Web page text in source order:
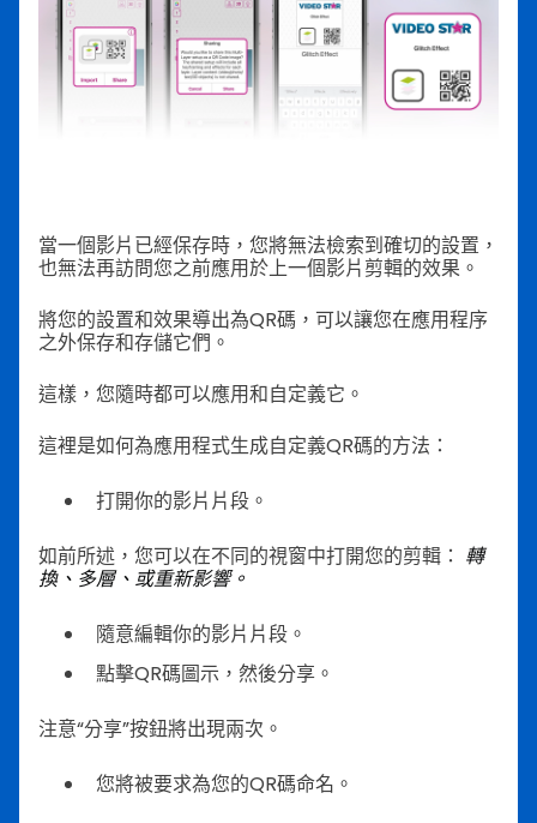
當一個影片已經保存時，您將無法檢索到確切的設置，
也無法再訪問您之前應用於上一個影片剪輯的效果。
將您的設置和效果導出為QR碼，可以讓您在應用程序
之外保存和存儲它們。
這樣，您隨時都可以應用和自定義它。
這裡是如何為應用程式生成自定義QR碼的方法：
打開你的影片片段。
如前所述，您可以在不同的視窗中打開您的剪輯： 轉
換、多層、或重新影響。
隨意編輯你的影片片段。
點擊QR碼圖示，然後分享。
注意“分享”按鈕將出現兩次。
您將被要求為您的QR碼命名。